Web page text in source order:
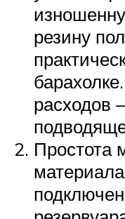
резину
расходов
Простота